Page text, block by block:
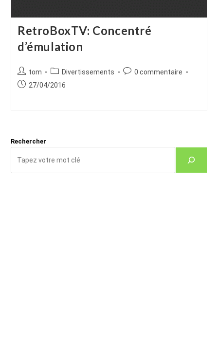
RetroBoxTV: Concentré
d’émulation
Auteur/autrice
de
tom
Post
category:
Divertissements
Commentaires
0 commentaire
Publication
27/04/2016
Rechercher